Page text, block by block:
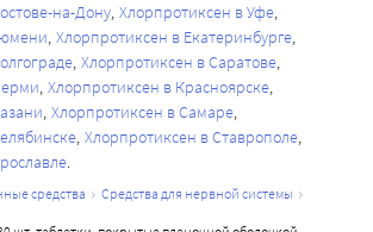
на-Дону Хлорпротиксен в Уфе
Хлорпротиксен в Екатеринбурге
Хлорпротиксен в Саратове
Хлорпротиксен в Красноярске
Хлорпротиксен в Самаре
Хлорпротиксен в Ставрополе
средства
средства для нервной системы